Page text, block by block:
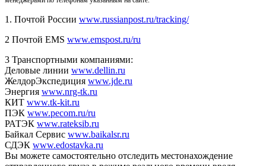
1. Почтой России www.russianpost.ru/tracking/
2 Почтой EMS www.emspost.ru/ru
3 Транспортными компаниями:
Деловые линии www.dellin.ru
ЖелдорЭкспедиция www.jde.ru
Энергия www.nrg-tk.ru
КИТ www.tk-kit.ru
ПЭК www.pecom.ru/ru
РАТЭК www.rateksib.ru
Байкал Сервис www.baikalsr.ru
СДЭК www.edostavka.ru
Вы можете самостоятельно отследить местонахождение